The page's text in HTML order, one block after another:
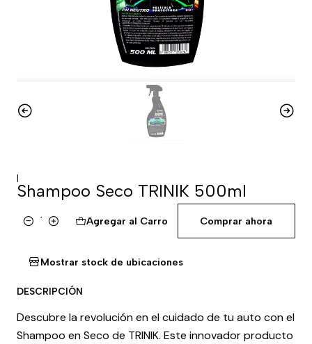
|
Shampoo Seco TRINIK 500ml
Cantidad
Agregar al Carro Comprar ahora
Mostrar stock de ubicaciones
DESCRIPCIÓN
Descubre la revolución en el cuidado de tu auto con el
Shampoo en Seco de TRINIK. Este innovador producto